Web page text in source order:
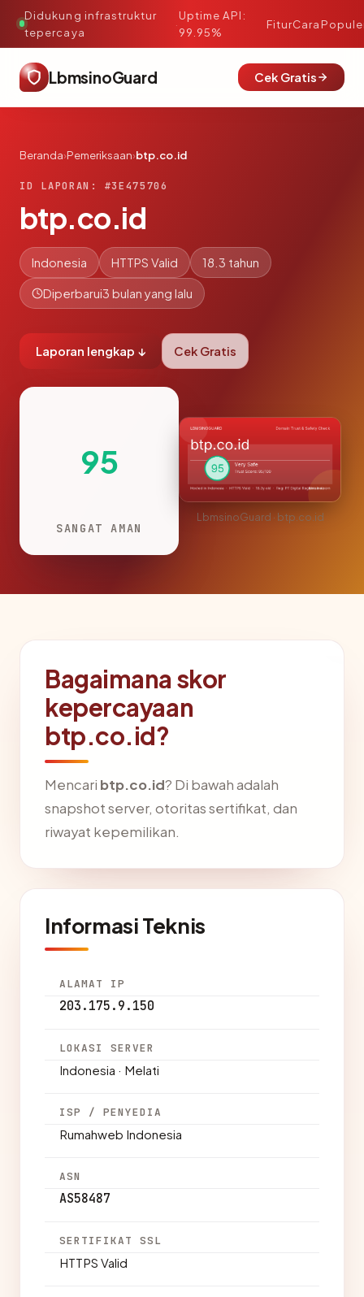
Didukung infrastruktur
tepercaya
·
Uptime API:
99.95%
FiturCara
LbmsinoGuard Cek Gratis
Beranda›Pemeriksaan›btp.co.id
ID LAPORAN: #3E475706
btp.co.id
Indonesia HTTPS Valid 18.3 tahun
Diperbarui3 bulan yang lalu
Laporan lengkap ↓ Cek Gratis
95
SANGAT AMAN
LbmsinoGuard · btp.co.id
Bagaimana skor
kepercayaan
btp.co.id?
Mencari btp.co.id? Di bawah adalah
snapshot server, otoritas sertifikat, dan
riwayat kepemilikan.
Informasi Teknis
ALAMAT IP
203.175.9.150
LOKASI SERVER
Indonesia · Melati
ISP / PENYEDIA
Rumahweb Indonesia
ASN
AS58487
SERTIFIKAT SSL
HTTPS Valid